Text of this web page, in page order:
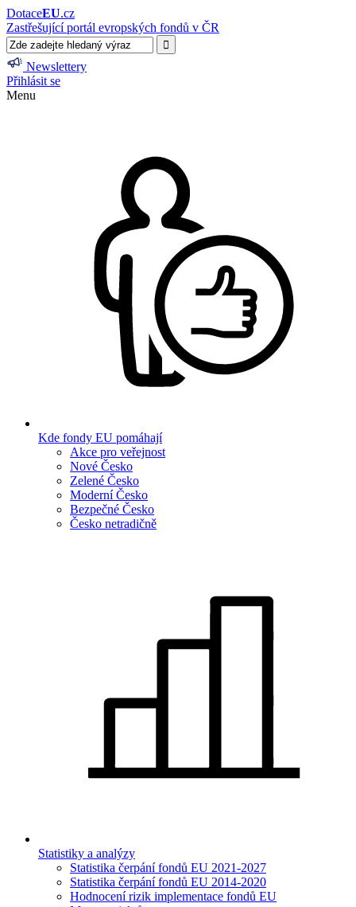
DotaceEU.cz
Zastřešující portál evropských fondů v ČR
Newslettery
Přihlásit se
Menu
Kde fondy EU pomáhají
Akce pro veřejnost
Nové Česko
Zelené Česko
Moderní Česko
Bezpečné Česko
Česko netradičně
Statistiky a analýzy
Statistika čerpání fondů EU 2021-2027
Statistika čerpání fondů EU 2014-2020
Hodnocení rizik implementace fondů EU